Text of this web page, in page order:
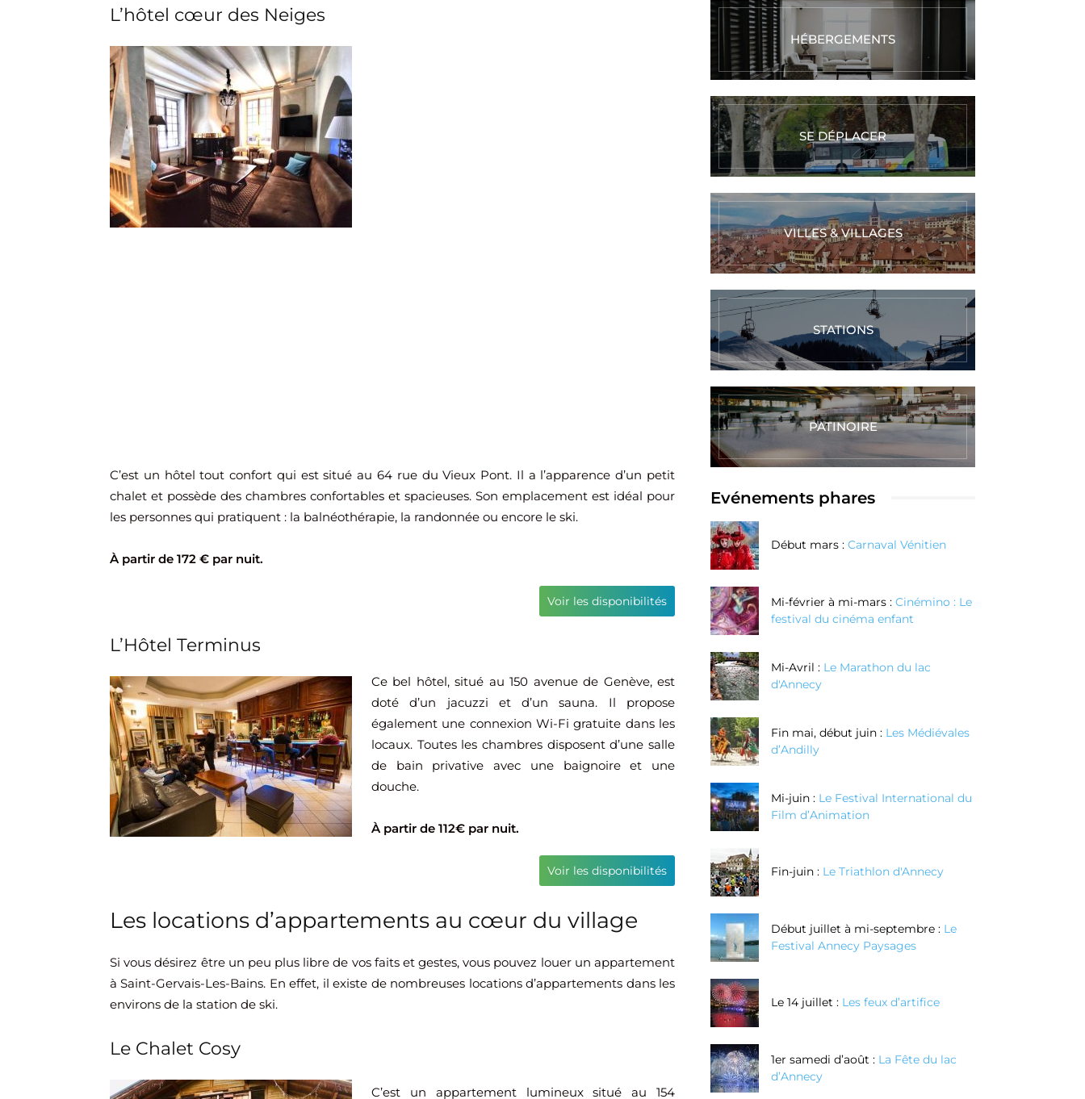
L’hôtel cœur des Neiges
C’est un hôtel tout confort qui est situé au 64 rue du Vieux Pont. Il a l’apparence d’un petit
chalet et possède des chambres confortables et spacieuses. Son emplacement est idéal pour
les personnes qui pratiquent : la balnéothérapie, la randonnée ou encore le ski.
À partir de 172 € par nuit.
Voir les disponibilités
L’Hôtel Terminus
Ce bel hôtel, situé au 150 avenue de Genève, est
doté d’un jacuzzi et d’un sauna. Il propose
également une connexion Wi-Fi gratuite dans les
locaux. Toutes les chambres disposent d’une salle
de bain privative avec une baignoire et une
douche.
À partir de 112€ par nuit.
Voir les disponibilités
Les locations d’appartements au cœur du village
Si vous désirez être un peu plus libre de vos faits et gestes, vous pouvez louer un appartement
à Saint-Gervais-Les-Bains. En effet, il existe de nombreuses locations d’appartements dans les
environs de la station de ski.
Le Chalet Cosy
C’est un appartement lumineux situé au 154
HÉBERGEMENTS
SE DÉPLACER
VILLES & VILLAGES
STATIONS
PATINOIRE
Evénements phares
Début mars : Carnaval Vénitien
Mi-février à mi-mars : Cinémino : Le
festival du cinéma enfant
Mi-Avril : Le Marathon du lac
d'Annecy
Fin mai, début juin : Les Médiévales
d’Andilly
Mi-juin : Le Festival International du
Film d’Animation
Fin-juin : Le Triathlon d'Annecy
Début juillet à mi-septembre : Le
Festival Annecy Paysages
Le 14 juillet : Les feux d’artifice
1er samedi d’août : La Fête du lac
d’Annecy